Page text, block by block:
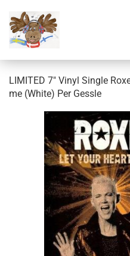
LIMITED 7" Vinyl Single
me (White) Per Gessle